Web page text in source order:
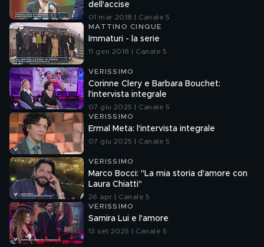
dell'accise
01 mar 2018 | Canale 5
MATTINO CINQUE
Immaturi - la serie
11 gen 2018 | Canale 5
VERISSIMO
Corinne Clery e Barbara Bouchet:
l'intervista integrale
07 giu 2025 | Canale 5
VERISSIMO
Ermal Meta: l'intervista integrale
07 giu 2025 | Canale 5
VERISSIMO
Marco Bocci: "La mia storia d'amore con
Laura Chiatti"
26 apr | Canale 5
VERISSIMO
Samira Lui e l'amore
13 set 2025 | Canale 5